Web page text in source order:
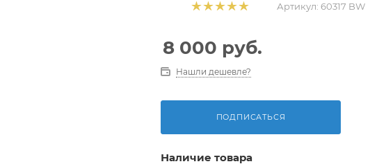
Артикул: 60317 BW
8 000 руб.
Нашли дешевле?
ПОДПИСАТЬСЯ
Наличие товара